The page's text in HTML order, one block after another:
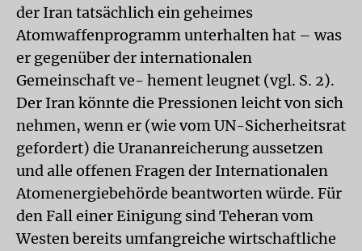
der Iran tatsächlich ein geheimes
Atomwaffenprogramm unterhalten hat – was
er gegenüber der internationalen
Gemeinschaft ve- hement leugnet (vgl. S. 2).
Der Iran könnte die Pressionen leicht von sich
nehmen, wenn er (wie vom UN-Sicherheitsrat
gefordert) die Urananreicherung aussetzen
und alle offenen Fragen der Internationalen
Atomenergiebehörde beantworten würde. Für
den Fall einer Einigung sind Teheran vom
Westen bereits umfangreiche wirtschaftliche